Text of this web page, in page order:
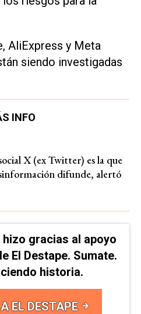
AliExpress y Meta
siendo investigadas
INFO
X (ex Twitter) es la que
difunde, alertó
gracias al apoyo
El Destape. Sumate.
historia.
EL DESTAPE